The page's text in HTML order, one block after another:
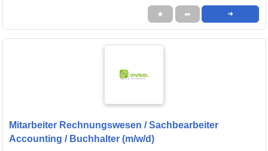
★ ➦ ➜
Mitarbeiter Rechnungswesen / Sachbearbeiter
Accounting / Buchhalter (m/w/d)